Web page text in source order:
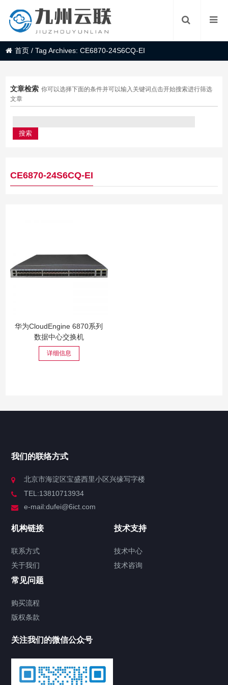
首页 /Tag Archives: CE6870-24S6CQ-EI
文章检索 你可以选择下面的条件并可以输入关键词点击开始搜索进行筛选
文章
CE6870-24S6CQ-EI
华为CloudEngine 6870系列
数据中心交换机
详细信息
我们的联络方式
北京市海淀区宝盛西里小区兴缘写字楼
TEL:13810713934
e-mail:dufei@6ict.com
机构链接
联系方式
关于我们
技术支持
技术中心
技术咨询
常见问题
购买流程
版权条款
关注我们的微信公众号